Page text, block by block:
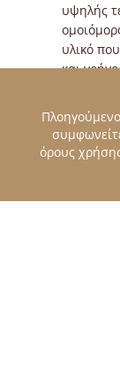
υψηλής
υλικό
και
Royal
διάρκεια
Υπάρχει
όρους